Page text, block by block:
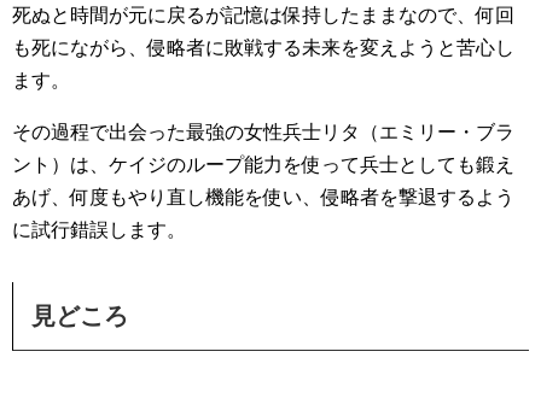
死ぬと時間が元に戻るが記憶は保持したままなので、何回
も死にながら、侵略者に敗戦する未来を変えようと苦心し
ます。
その過程で出会った最強の女性兵士リタ（エミリー・ブラ
ント）は、ケイジのループ能力を使って兵士としても鍛え
あげ、何度もやり直し機能を使い、侵略者を撃退するよう
に試行錯誤します。
見どころ